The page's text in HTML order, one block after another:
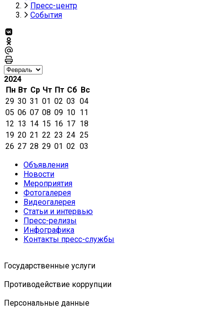
Пресс-центр
События
2024
Пн Вт Ср Чт Пт Сб Вс
29 30 31 01 02 03 04
05 06 07 08 09 10 11
12 13 14 15 16 17 18
19 20 21 22 23 24 25
26 27 28 29 01 02 03
Объявления
Новости
Мероприятия
Фотогалерея
Видеогалерея
Статьи и интервью
Пресс-релизы
Инфографика
Контакты пресс-службы
Государственные услуги
Противодействие коррупции
Персональные данные